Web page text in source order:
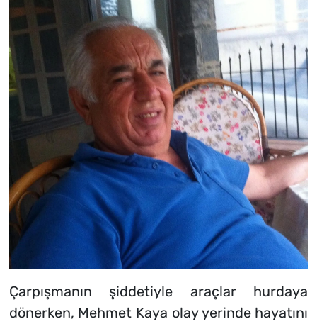
Çarpışmanın şiddetiyle araçlar hurdaya
dönerken, Mehmet Kaya olay yerinde hayatını